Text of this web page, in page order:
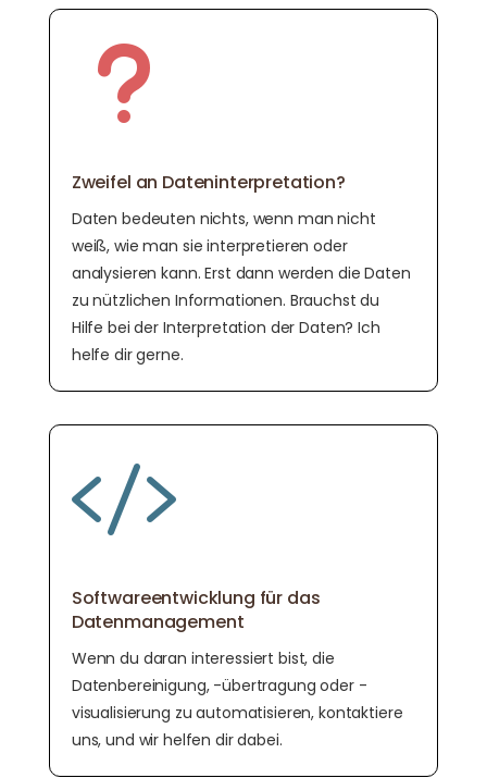
u
Zweifel an Dateninterpretation?
Daten bedeuten nichts, wenn man nicht
weiß, wie man sie interpretieren oder
analysieren kann. Erst dann werden die Daten
zu nützlichen Informationen. Brauchst du
Hilfe bei der Interpretation der Daten? Ich
helfe dir gerne.

Softwareentwicklung für das
Datenmanagement
Wenn du daran interessiert bist, die
Datenbereinigung, -übertragung oder -
visualisierung zu automatisieren, kontaktiere
uns, und wir helfen dir dabei.